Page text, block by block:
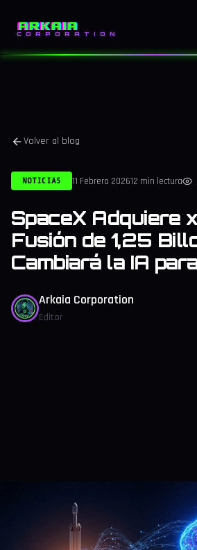
ARKAIA
CORPORATION
Volver al blog
NOTICIAS 11 Febrero 202612 min lectura
SpaceX Adquiere
Fusión de 1,25
Cambiará la IA
Arkaia Corporation
Editor